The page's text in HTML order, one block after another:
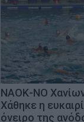
ΝΑΟΚ-ΝΟ
Χάθηκε η
όνειρο της